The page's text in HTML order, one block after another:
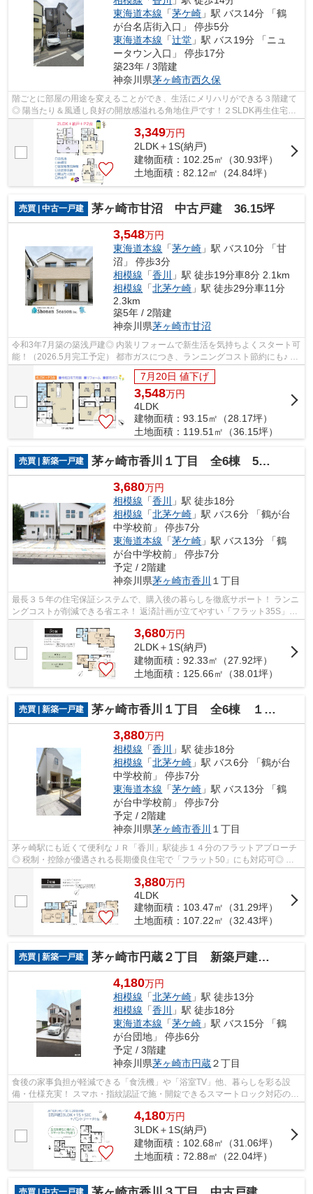
東海道本線 「茅ケ崎 」駅 バス14分 「鶴
が台名店街入口」 停歩5分
東海道本線 「辻堂 」駅 バス19分 「ニュ
ータウン入口」 停歩17分
築23年 / 3階建
神奈川県茅ヶ崎市西久保
階ごとに部屋の用途を変えることができ、生活にメリハリができる３階建て
◎ 陽当たり＆風通し良好の開放感溢れる角地住戸です！２SLDK再生住宅が
月々８万円台から登場いたしました♪内外...
3,349万円
2LDK＋1S(納戸)
建物面積：102.25㎡（30.93坪）
土地面積：82.12㎡（24.84坪）
売買 | 中古一戸建 茅ヶ崎市甘沼 中古戸建 36.15坪
3,548万円
東海道本線 「茅ケ崎 」駅 バス10分 「甘
沼」 停歩3分
相模線 「香川
」駅 徒歩19分車8分 2.1km
相模線 「北茅ケ崎 」駅 徒歩29分車11分
2.3km
築5年 / 2階建
神奈川県茅ヶ崎市甘沼
令和3年7月築の築浅戸建◎ 内装リフォームで新生活を気持ちよくスタート可
能！（2026.5月完工予定） 都市ガスにつき、ランニングコスト節約にも♪ カ
ースペース３台駐車可能☆ こちらは中...
7月20日 値下げ
3,548万円
4LDK
建物面積：93.15㎡（28.17坪）
土地面積：119.51㎡（36.15坪）
売買 | 新築一戸建 茅ヶ崎市香川１丁目 全6棟 5号棟
3,680万円
相模線 「香川
」駅 徒歩18分
相模線 「北茅ケ崎 」駅 バス6分 「鶴が台
中学校前」 停歩7分
東海道本線 「茅ケ崎 」駅 バス13分 「鶴
が台中学校前」 停歩7分
予定 / 2階建
神奈川県茅ヶ崎市香川 １丁目
最長３５年の住宅保証システムで、購入後の暮らしを徹底サポート！ ランニ
ングコストが削減できる省エネ！ 返済計画が立てやすい「フラット35S」対
象物件がコチラです♪ 詳細はお気軽に...
3,680万円
2LDK＋1S(納戸)
建物面積：92.33㎡（27.92坪）
土地面積：125.66㎡（38.01坪）
売買 | 新築一戸建 茅ヶ崎市香川１丁目 全6棟 １号棟
3,880万円
相模線 「香川 」駅 徒歩18分
相模線 「北茅ケ崎 」駅 バス6分 「鶴が台
中学校前」 停歩7分
東海道本線 「茅ケ崎 」駅 バス13分 「鶴
が台中学校前」 停歩7分
予定 / 2階建
神奈川県茅ヶ崎市香川 １丁目
茅ヶ崎駅にも近くて便利なＪＲ「香川」駅徒歩１４分のフラットアプローチ
◎ 税制・控除が優遇される長期優良住宅で「フラット50」にも対応可◎ 初
めての不動産購入でも安心の制度・設備...
3,880万円
4LDK
建物面積：103.47㎡（31.29坪）
土地面積：107.22㎡（32.43坪）
売買 | 新築一戸建 茅ヶ崎市円蔵２丁目 新築戸建 全１棟
4,180万円
相模線 「北茅ケ崎 」駅 徒歩13分
相模線 「香川
」駅 徒歩18分
東海道本線 「茅ケ崎 」駅 バス15分 「鶴
が台団地」 停歩6分
予定 / 3階建
神奈川県茅ヶ崎市円蔵２丁目
食後の家事負担が軽減できる「食洗機」や「浴室TV」他、暮らしを彩る設
備・仕様充実！ スマホ・指紋認証で施・開錠できるスマートロック対応の新
4,180万円
3LDK＋1S(納戸)
建物面積：102.68㎡（31.06坪）
土地面積：72.88㎡（22.04坪）
売買 | 中古一戸建